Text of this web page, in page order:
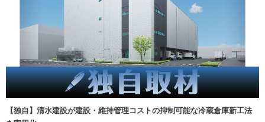
【独自】清水建設が建設・維持管理コストの抑制可能な冷蔵倉庫新工法